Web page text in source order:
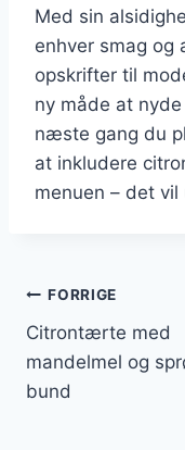
Med sin
enhver smag og
opskrifter til
ny måde at
næste gang du
at inkludere
menuen – det
FORRIGE
Citrontærte med
mandelmel og
bund